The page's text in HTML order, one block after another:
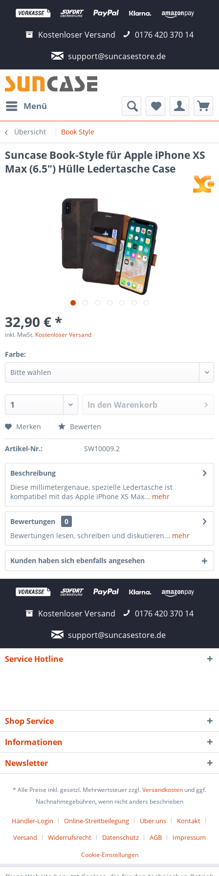
Kostenloser Versand
0176 420 370 14
support@suncasestore.de
Menü
Übersicht Book Style
Suncase Book-Style für Apple iPhone XS
Max (6.5") Hülle Ledertasche Case
32,90 € *
inkl. MwSt. Kostenloser Versand
Farbe:
In den Warenkorb
Merken Bewerten
Artikel-Nr.: SW10009.2
Beschreibung
Diese millimetergenaue, spezielle Ledertasche ist
kompatibel mit das Apple iPhone XS Max... mehr
Bewertungen
0
Bewertungen lesen, schreiben und diskutieren... mehr
Kunden haben sich ebenfalls angesehen
Kostenloser Versand
0176 420 370 14
support@suncasestore.de
Service Hotline
Shop Service
Informationen
Newsletter
* Alle Preise inkl. gesetzl. Mehrwertsteuer zzgl.Versandkosten und ggf.
Nachnahmegebühren, wenn nicht anders beschrieben
Händler-Login Online-Streitbeilegung Über uns
Kontakt
Versand
Widerrufsrecht Datenschutz AGB Impressum
Cookie-Einstellungen